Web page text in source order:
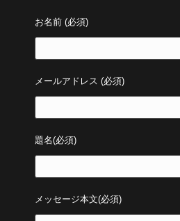
お名前 (必須)
メールアドレス (必須)
題名(必須)
メッセージ本文(必須)